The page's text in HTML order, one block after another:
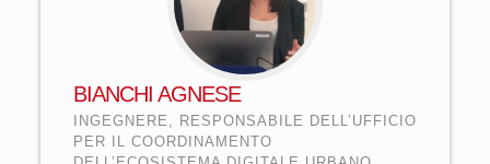
BIANCHI AGNESE
INGEGNERE, RESPONSABILE DELL’UFFICIO
PER IL COORDINAMENTO